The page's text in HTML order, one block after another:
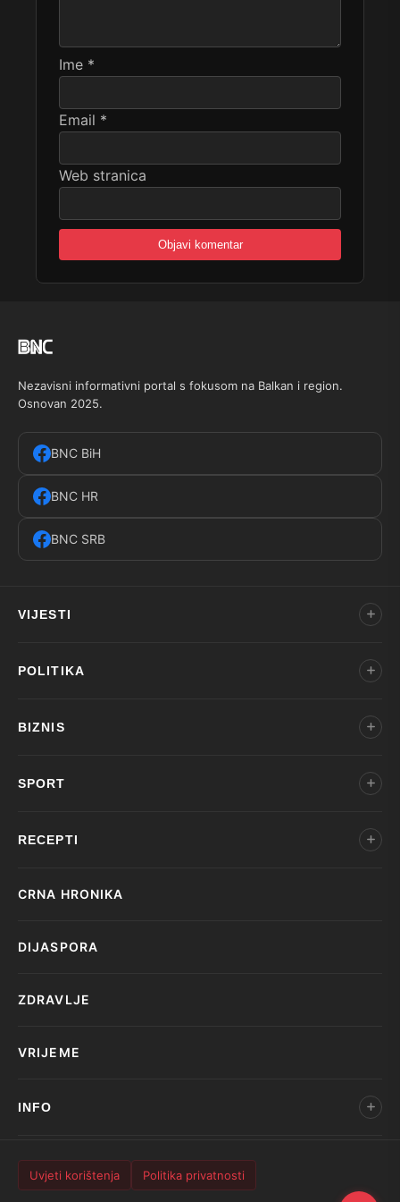
Ime *
Email *
Web stranica
Nezavisni informativni portal s fokusom na Balkan i region.
Osnovan 2025.
BNC BiH
BNC HR
BNC SRB
VIJESTI
POLITIKA
BIZNIS
SPORT
RECEPTI
CRNA HRONIKA
DIJASPORA
ZDRAVLJE
VRIJEME
INFO
Uvjeti korištenja Politika privatnosti